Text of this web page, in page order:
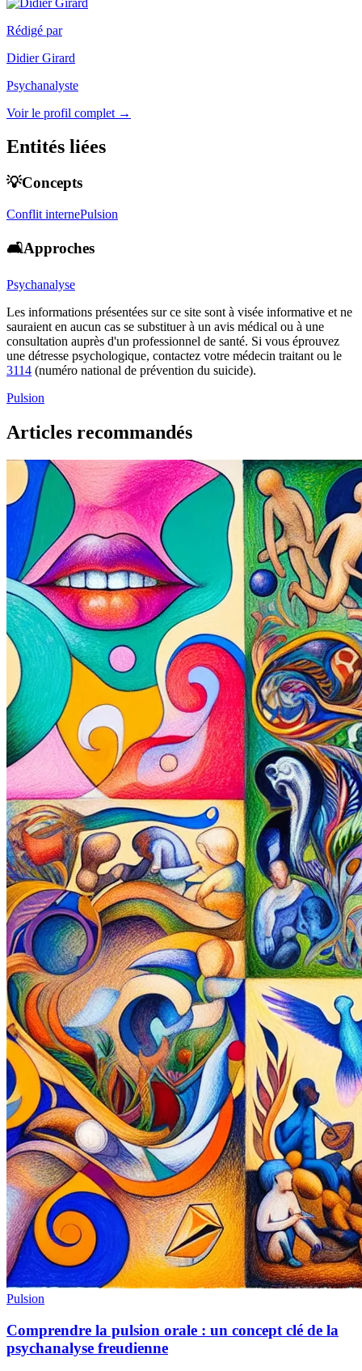
Rédigé par
Didier Girard
Psychanalyste
Voir le profil complet →
Entités liées
💡Concepts
Conflit internePulsion
🛋️Approches
Psychanalyse
Les informations présentées sur ce site sont à visée informative et ne
sauraient en aucun cas se substituer à un avis médical ou à une
consultation auprès d'un professionnel de santé. Si vous éprouvez
une détresse psychologique, contactez votre médecin traitant ou le
3114 (numéro national de prévention du suicide).
Pulsion
Articles recommandés
Pulsion
Comprendre la pulsion orale : un concept clé de la
psychanalyse freudienne